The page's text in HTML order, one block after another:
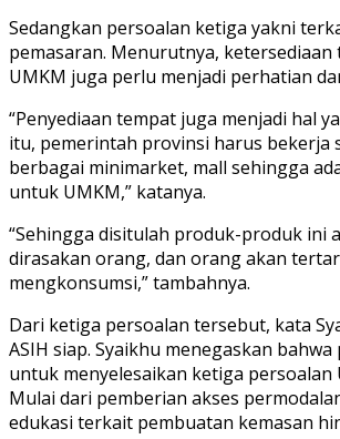
Sedangkan persoalan ketiga yakni
pemasaran. Menurutnya,
UMKM juga perlu menjadi perhatian
“Penyediaan tempat juga menjadi hal
itu, pemerintah provinsi harus bekerja
berbagai minimarket, mall sehingga
untuk UMKM,” katanya.
“Sehingga disitulah produk-produk ini
dirasakan orang, dan orang akan
mengkonsumsi,” tambahnya.
Dari ketiga persoalan tersebut, kata
ASIH siap. Syaikhu menegaskan
untuk menyelesaikan ketiga persoalan
Mulai dari pemberian akses
edukasi terkait pembuatan kemasan